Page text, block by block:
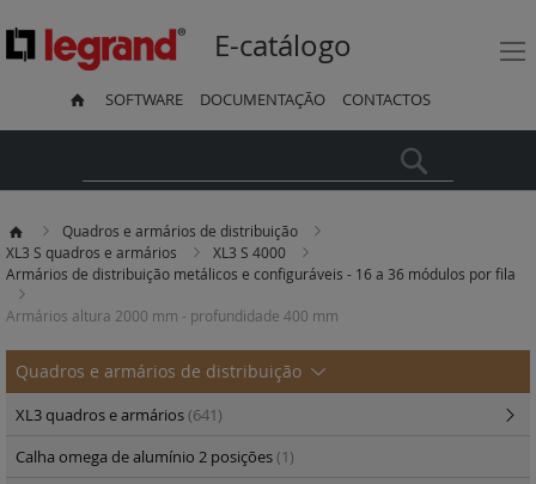
E-catálogo
SOFTWARE DOCUMENTAÇÃO CONTACTOS
Quadros e armários de distribuição
XL3 S quadros e armários
XL3 S 4000
Armários de distribuição metálicos e configuráveis - 16 a 36 módulos por fila
Armários altura 2000 mm - profundidade 400 mm
Quadros e armários de distribuição
XL3 quadros e armários(641)
Calha omega de alumínio 2 posições(1)